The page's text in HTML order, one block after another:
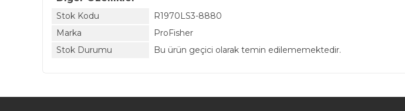
Stok Kodu
R1970LS3-8880
Marka
ProFisher
Stok Durumu
Bu ürün geçici olarak temin edilememektedir.